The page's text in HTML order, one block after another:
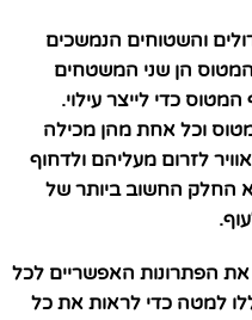
והשטוחים הנמשכים
המטוס הן שני המשטחים
כדי לייצר עילוי.
וכל אחת מהן מכילה
לזרום מעליהם ולדחוף
החלק החשוב ביותר של
הפתרונות האפשריים לכל
למטה כדי לראות את כל